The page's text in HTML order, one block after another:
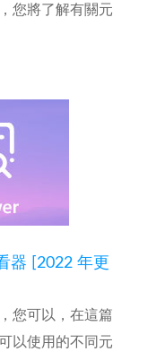
您將了解有關元
器 [2022 年更
您可以，在這篇
以使用的不同元